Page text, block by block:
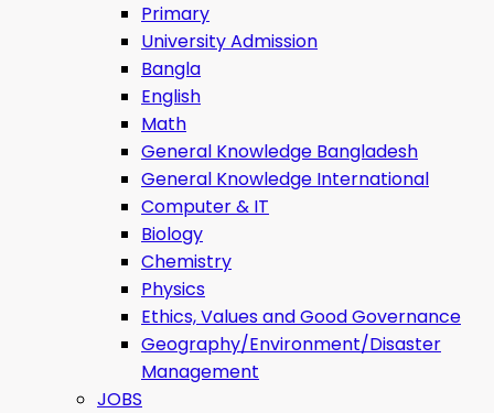
Primary
University Admission
Bangla
English
Math
General Knowledge Bangladesh
General Knowledge International
Computer & IT
Biology
Chemistry
Physics
Ethics, Values ​​and Good Governance
Geography/Environment/Disaster
Management
JOBS